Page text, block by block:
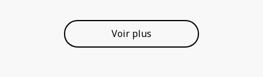
Voir plus